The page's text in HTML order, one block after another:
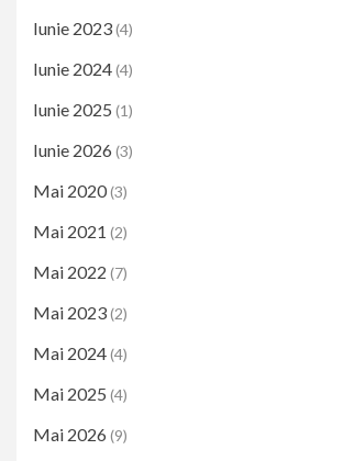
Iunie 2023(4)
Iunie 2024(4)
Iunie 2025 (1)
Iunie 2026 (3)
Mai 2020(3)
Mai 2021 (2)
Mai 2022 (7)
Mai 2023(2)
Mai 2024(4)
Mai 2025 (4)
Mai 2026 (9)